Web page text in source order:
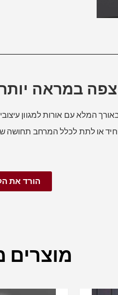
צפה במראה
או לתת לכלל המרחב תחושה של
הורד את
מוצרים